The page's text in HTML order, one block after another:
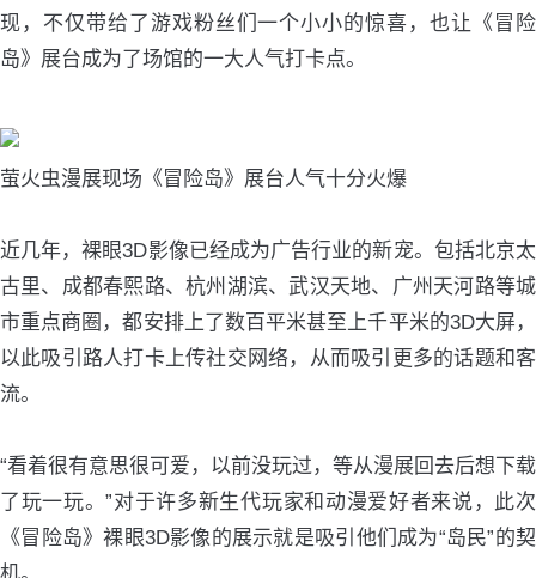
现，不仅带给了游戏粉丝们一个小小的惊喜，也让《冒险
岛》展台成为了场馆的一大人气打卡点。
萤火虫漫展现场《冒险岛》展台人气十分火爆
近几年，裸眼3D影像已经成为广告行业的新宠。包括北京太
古里、成都春熙路、杭州湖滨、武汉天地、广州天河路等城
市重点商圈，都安排上了数百平米甚至上千平米的3D大屏，
以此吸引路人打卡上传社交网络，从而吸引更多的话题和客
流。
“看着很有意思很可爱，以前没玩过，等从漫展回去后想下载
了玩一玩。”对于许多新生代玩家和动漫爱好者来说，此次
《冒险岛》裸眼3D影像的展示就是吸引他们成为“岛民”的契